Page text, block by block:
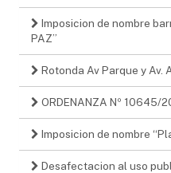
Imposicion de nombre
PAZ”
Rotonda Av Parque y Av.
ORDENANZA Nº 10645/
Imposicion de nombre
Desafectacion al uso